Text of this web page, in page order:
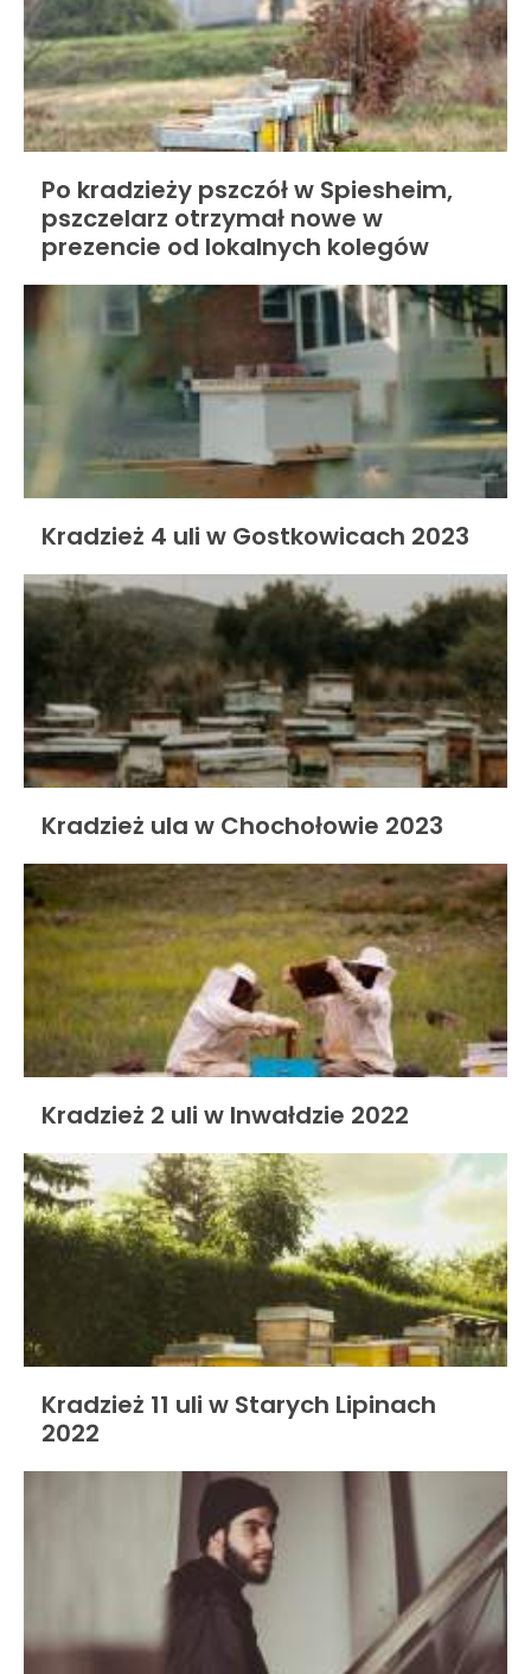
Po kradzieży pszczół w Spiesheim,
pszczelarz otrzymał nowe w
prezencie od lokalnych kolegów
Kradzież 4 uli w Gostkowicach 2023
Kradzież ula w Chochołowie 2023
Kradzież 2 uli w Inwałdzie 2022
Kradzież 11 uli w Starych Lipinach
2022